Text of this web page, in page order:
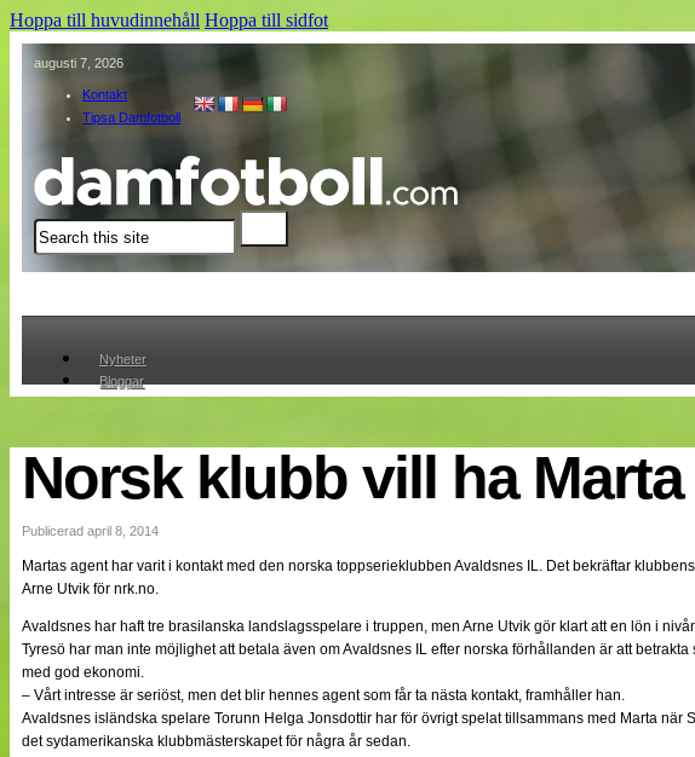
Hoppa till huvudinnehåll Hoppa till sidfot
augusti 7, 2026
Kontakt
Tipsa Damfotboll
Sök
Nyheter
Bloggar
Cuper
Medlemmar
Medlemsbilder
Om oss
Nyheter
Bloggar
Lagen
Webb-TV
Cuper
Norsk klubb vill ha Marta
Publicerad april 8, 2014
Martas agent har varit i kontakt med den norska toppserieklubben Avaldsnes IL. Det bekräftar
Arne Utvik för nrk.no.
Avaldsnes har haft tre brasilanska landslagsspelare i truppen, men Arne Utvik gör klart att en lön i
Tyresö har man inte möjlighet att betala även om Avaldsnes IL efter norska förhållanden är att betrakta
med god ekonomi.
– Vårt intresse är seriöst, men det blir hennes agent som får ta nästa kontakt, framhåller han.
Avaldsnes isländska spelare Torunn Helga Jonsdottir har för övrigt spelat tillsammans med Marta när
det sydamerikanska klubbmästerskapet för några år sedan.